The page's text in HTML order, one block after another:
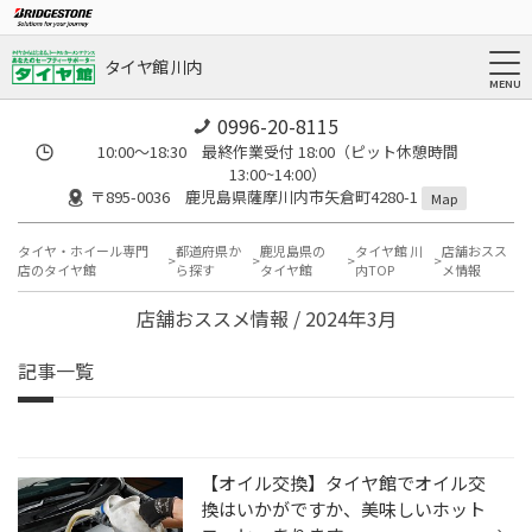
タイヤ館 川内
0996-20-8115
10:00～18:30 最終作業受付 18:00（ピット休憩時間
13:00~14:00）
〒895-0036 鹿児島県薩摩川内市矢倉町4280-1
Map
タイヤ・ホイール専門
店のタイヤ館
都道府県か
ら探す
鹿児島県の
タイヤ館
タイヤ館 川
内TOP
店舗おスス
メ情報
店舗おススメ情報 / 2024年3月
記事一覧
【オイル交換】タイヤ館でオイル交
換はいかがですか、美味しいホット